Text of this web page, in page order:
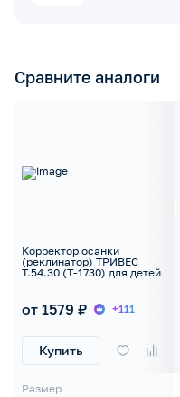
Сравните аналоги
Корректор осанки
(реклинатор) ТРИВЕС
Т.54.30 (Т-1730) для детей
от 1579 ₽ +111
Купить
Размер